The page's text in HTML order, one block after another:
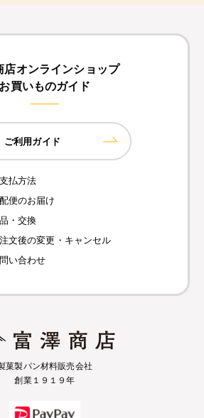
店オンラインショップ
お買いものガイド
ご利用ガイド
払方法
便のお届け
・交換
文後の変更・キャンセル
い合わせ
菓製パン材料販売会社
創業１９１９年